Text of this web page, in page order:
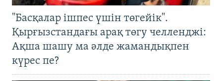
"Басқалар ішпес үшін төгейік".
Қырғызстандағы арақ төгу челленджі:
Ақша шашу ма әлде жамандықпен
күрес пе?